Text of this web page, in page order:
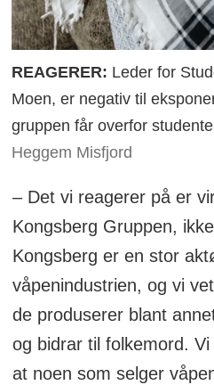
REAGERER: Leder for
Moen, er negativ til
gruppen får overfor
Heggem Misfjord
– Det vi reagerer på er
Kongsberg Gruppen,
Kongsberg er en stor
våpenindustrien, og vi
de produserer blant
og bidrar til folkemord.
at noen som selger